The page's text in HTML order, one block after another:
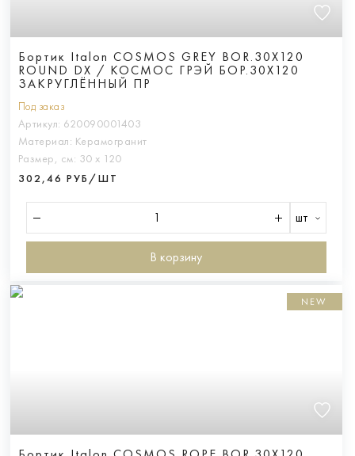
Бортик Italon COSMOS GREY BOR.30X120
ROUND DX / КОСМОС ГРЭЙ БОР.30X120
ЗАКРУГЛЁННЫЙ ПР
Под заказ
Артикул: 620090001403
Материал: Керамогранит
Размер, см: 30 х 120
302,46 РУБ/ШТ
шт
В корзину
NEW